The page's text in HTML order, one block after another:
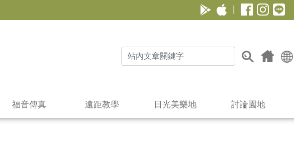
福音傳真 遠距教學 日光美樂地 討論園地